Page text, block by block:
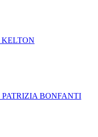
KELTON
PATRIZIA BONFANTI